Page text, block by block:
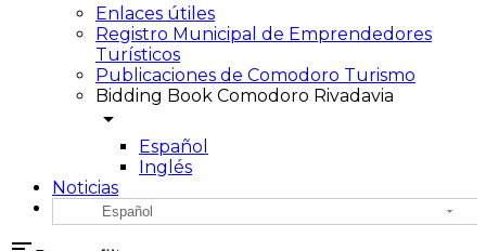
Enlaces útiles
Registro Municipal de Emprendedores
Turísticos
Publicaciones de Comodoro Turismo
Bidding Book Comodoro Rivadavia
arrow_drop_down
Español
Inglés
Noticias
Español